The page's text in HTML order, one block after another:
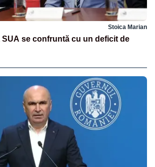
Stoica Marian
SUA se confruntă cu un deficit de